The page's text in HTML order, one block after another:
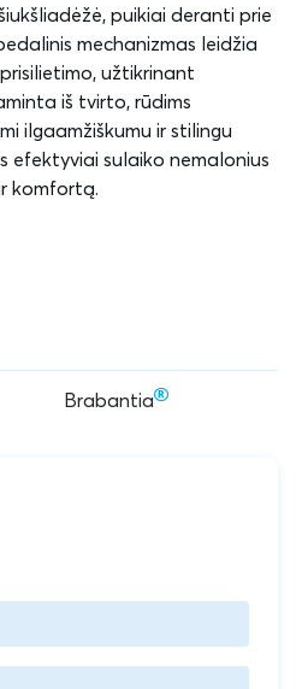
puikiai deranti prie
mechanizmas leidžia
užtikrinant
iš tvirto, rūdims
ilgaamžiškumu ir stilingu
efektyviai sulaiko nemalonius
komfortą.
Brabantia